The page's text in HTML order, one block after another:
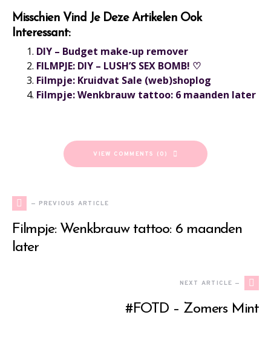
Misschien Vind Je Deze Artikelen Ook
Interessant:
DIY – Budget make-up remover
FILMPJE: DIY – LUSH’S SEX BOMB! ♡
Filmpje: Kruidvat Sale (web)shoplog
Filmpje: Wenkbrauw tattoo: 6 maanden later
VIEW COMMENTS (0)
— PREVIOUS ARTICLE
Filmpje: Wenkbrauw tattoo: 6 maanden
later
NEXT ARTICLE —
#FOTD – Zomers Mint